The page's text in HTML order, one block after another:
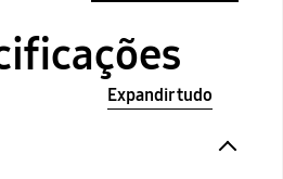
Expandir tudo